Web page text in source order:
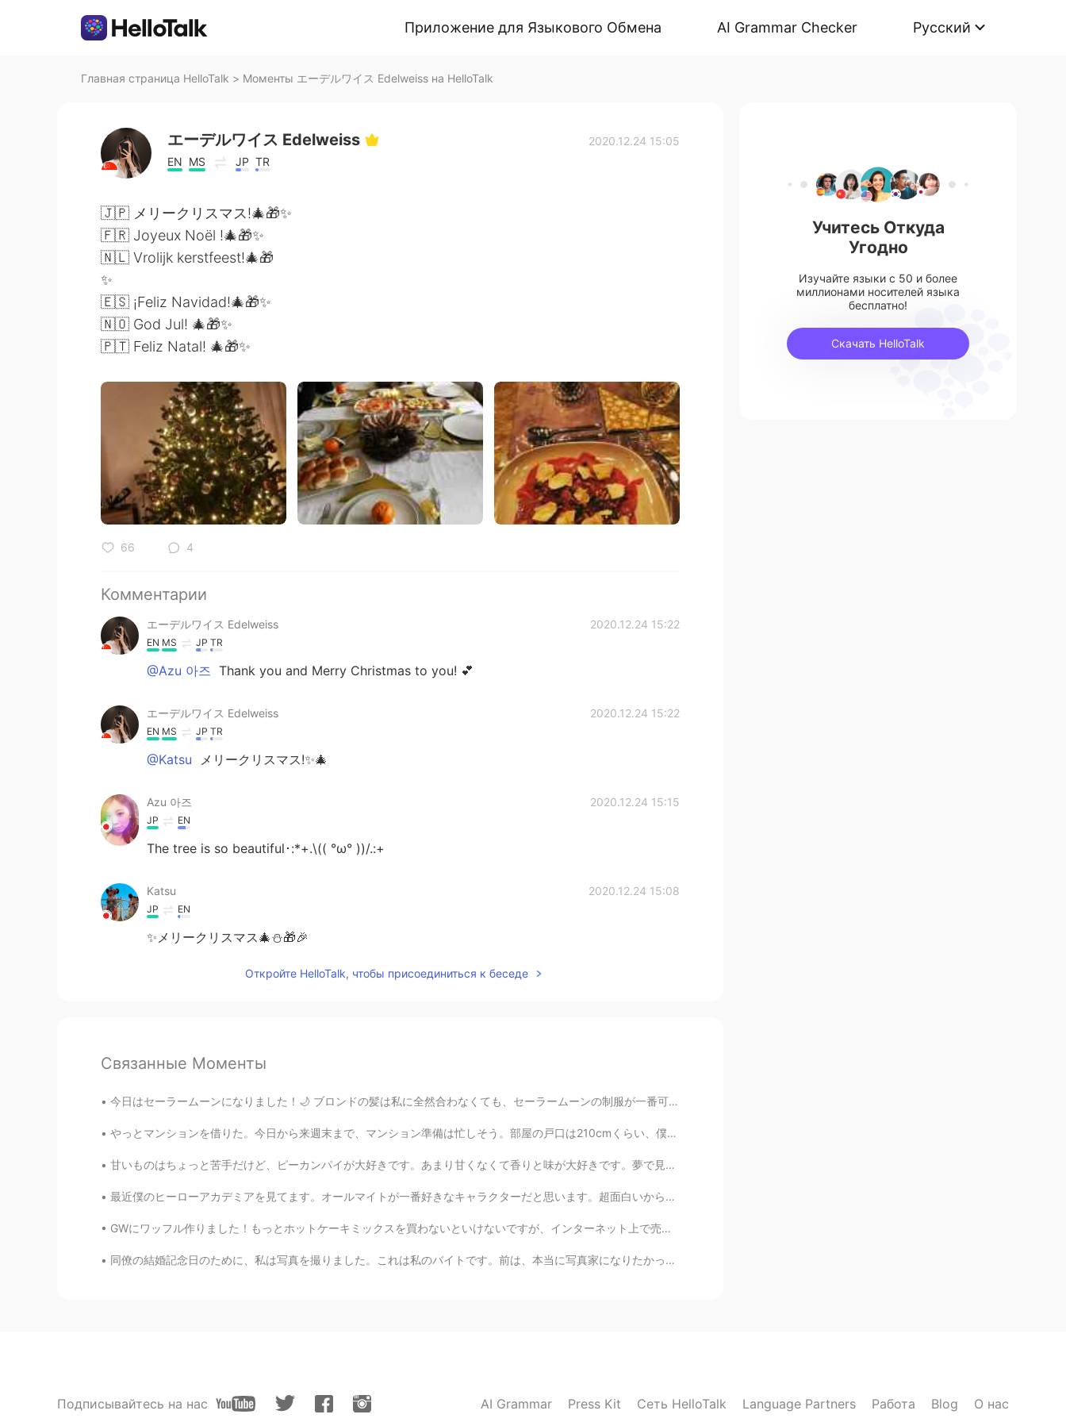
Приложение для Языкового Обмена AI Grammar Checker Русский
Главная страница HelloTalk > Моменты エーデルワイス Edelweiss на HelloTalk
エーデルワイス Edelweiss
EN MS JP TR
2020.12.24 15:05
🇯🇵 メリークリスマス!🎄🎁✨
🇫🇷 Joyeux Noël !🎄🎁✨
🇳🇱 Vrolijk kerstfeest!🎄🎁
✨
🇪🇸 ¡Feliz Navidad!🎄🎁✨
🇳🇴 God Jul! 🎄🎁✨
🇵🇹 Feliz Natal! 🎄🎁✨
66 4
Комментарии
エーデルワイス Edelweiss 2020.12.24 15:22
EN MS JP TR
@Azu 아즈 Thank you and Merry Christmas to you! 💕
エーデルワイス Edelweiss 2020.12.24 15:22
EN MS JP TR
@Katsu メリークリスマス!✨🎄
Azu 아즈 2020.12.24 15:15
JP EN
The tree is so beautiful･:*+.\(( °ω° ))/.:+
Katsu 2020.12.24 15:08
JP EN
✨メリークリスマス🎄⛄🎁🎉
Откройте HelloTalk, чтобы присоединиться к беседе
Связанные Моменты
今日はセーラームーンになりました！🌙 ブロンドの髪は私に全然合わなくても、セーラームーンの制服が一番可愛いだから、セーラームンを選びました。髪の本当の色は黒だからセーラーマーズになる方がいい...
やっとマンションを借りた。今日から来週末まで、マンション準備は忙しそう。部屋の戸口は210cmくらい、僕は203cmだから本当に良かった！珍しいよね、そんなに高い戸口。玄関とシャワー室は195c...
甘いものはちょっと苦手だけど、ピーカンパイが大好きです。あまり甘くなくて香りと味が大好きです。夢で見ました。たぶん、寝ながら、誰かが私の鼻の近くにピーカンパイを置いました。笑 外で、ピーカンパ...
最近僕のヒーローアカデミアを見てます。オールマイトが一番好きなキャラクターだと思います。超面白いから。🤣 「シット」と「フャック」を言うとき私は笑ってます。「デトロイトとかテキサススマシュ」がで...
GWにワッフル作りました！もっとホットケーキミックスを買わないといけないですが、インターネット上で売り切れで高くなったそうです。アマゾンで調べて、よく買うホットケーキミックスは売り切れでした。大...
同僚の結婚記念日のために、私は写真を撮りました。これは私のバイトです。前は、本当に写真家になりたかったです。実は、ほとんど大学をやめました！ジェッサはもうフルタイム理学療法士だけど、たまに、写真...
Учитесь Откуда
Угодно
Изучайте языки с 50 и более
миллионами носителей языка
бесплатно!
Скачать HelloTalk
Подписывайтесь на нас AI Grammar Press Kit Сеть HelloTalk Language Partners Работа Blog О нас